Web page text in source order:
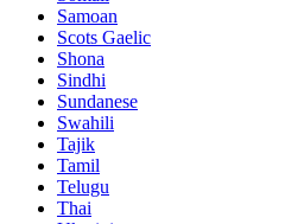
Samoan
Scots Gaelic
Shona
Sindhi
Sundanese
Swahili
Tajik
Tamil
Telugu
Thai